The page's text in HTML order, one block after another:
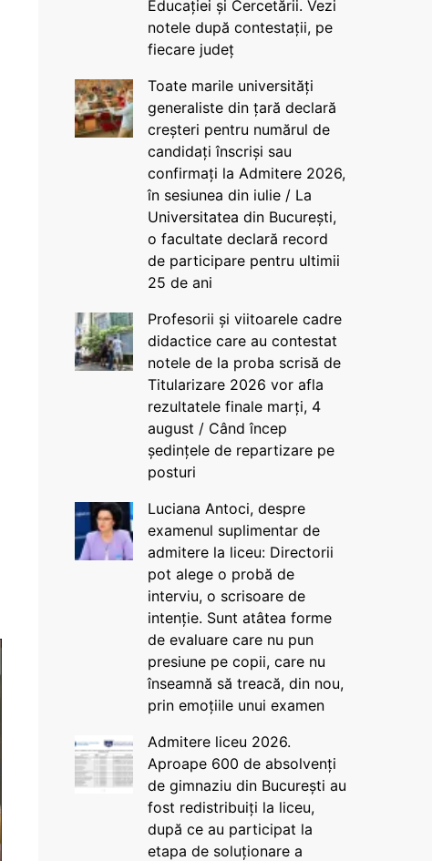
Educației și Cercetării. Vezi
notele după contestații, pe
fiecare județ
Toate marile universități
generaliste din țară declară
creșteri pentru numărul de
candidați înscriși sau
confirmați la Admitere 2026,
în sesiunea din iulie / La
Universitatea din București,
o facultate declară record
de participare pentru ultimii
25 de ani
Profesorii și viitoarele cadre
didactice care au contestat
notele de la proba scrisă de
Titularizare 2026 vor afla
rezultatele finale marți, 4
august / Când încep
ședințele de repartizare pe
posturi
Luciana Antoci, despre
examenul suplimentar de
admitere la liceu: Directorii
pot alege o probă de
interviu, o scrisoare de
intenție. Sunt atâtea forme
de evaluare care nu pun
presiune pe copii, care nu
înseamnă să treacă, din nou,
prin emoțiile unui examen
Admitere liceu 2026.
Aproape 600 de absolvenți
de gimnaziu din București au
fost redistribuiți la liceu,
după ce au participat la
etapa de soluționare a